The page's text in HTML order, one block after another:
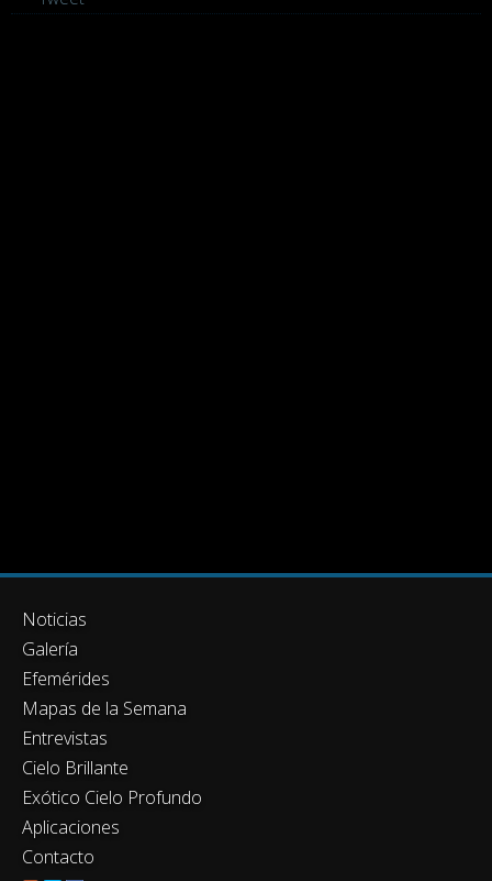
Noticias
Galería
Efemérides
Mapas de la Semana
Entrevistas
Cielo Brillante
Exótico Cielo Profundo
Aplicaciones
Contacto